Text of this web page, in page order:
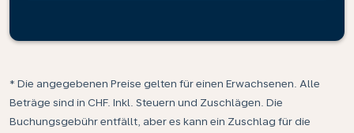
* Die angegebenen Preise gelten für einen Erwachsenen. Alle
Beträge sind in CHF. Inkl. Steuern und Zuschlägen. Die
Buchungsgebühr entfällt, aber es kann ein Zuschlag für die